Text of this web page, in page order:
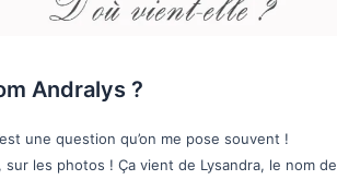
Andralys ?
une question qu’on me pose souvent !
sur les photos ! Ça vient de Lysandra, le nom de